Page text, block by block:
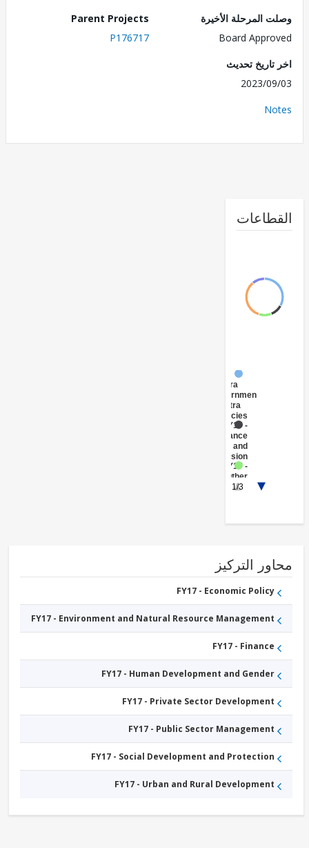
المرحلة الأخيرة
Board
Parent Projects
P176717
تحديث
2023/
FY17 -
Central
Government
(Central
Agencies
)
Insurance
Energy
Other
Industry,
Trade
and
Services
التركيز
FY17 - Economic Policy
FY17 - Environment and Natural Resource Management
FY17 - Finance
FY17 - Human Development and Gender
FY17 - Private Sector Development
FY17 - Public Sector Management
FY17 - Social Development and Protection
FY17 - Urban and Rural Development